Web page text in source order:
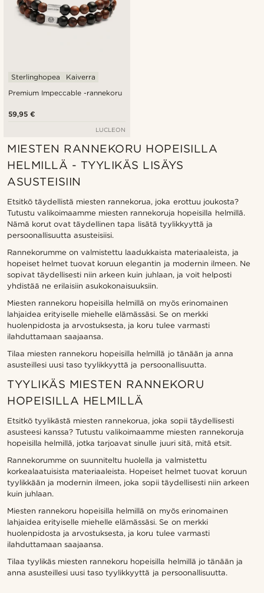
Premium Impeccable -rannekoru
Sterlinghopea Kaiverra
59,95 €
LUCLEON
MIESTEN RANNEKORU HOPEISILLA
HELMILLÄ - TYYLIKÄS LISÄYS
ASUSTEISIIN
Etsitkö täydellistä miesten rannekorua, joka erottuu joukosta?
Tutustu valikoimaamme miesten rannekoruja hopeisilla helmillä.
Nämä korut ovat täydellinen tapa lisätä tyylikkyyttä ja
persoonallisuutta asusteisiisi.
Rannekorumme on valmistettu laadukkaista materiaaleista, ja
hopeiset helmet tuovat koruun elegantin ja modernin ilmeen. Ne
sopivat täydellisesti niin arkeen kuin juhlaan, ja voit helposti
yhdistää ne erilaisiin asukokonaisuuksiin.
Miesten rannekoru hopeisilla helmillä on myös erinomainen
lahjaidea erityiselle miehelle elämässäsi. Se on merkki
huolenpidosta ja arvostuksesta, ja koru tulee varmasti
ilahduttamaan saajaansa.
Tilaa miesten rannekoru hopeisilla helmillä jo tänään ja anna
asusteillesi uusi taso tyylikkyyttä ja persoonallisuutta.
TYYLIKÄS MIESTEN RANNEKORU
HOPEISILLA HELMILLÄ
Etsitkö tyylikästä miesten rannekorua, joka sopii täydellisesti
asusteesi kanssa? Tutustu valikoimaamme miesten rannekoruja
hopeisilla helmillä, jotka tarjoavat sinulle juuri sitä, mitä etsit.
Rannekorumme on suunniteltu huolella ja valmistettu
korkealaatuisista materiaaleista. Hopeiset helmet tuovat koruun
tyylikkään ja modernin ilmeen, joka sopii täydellisesti niin arkeen
kuin juhlaan.
Miesten rannekoru hopeisilla helmillä on myös erinomainen
lahjaidea erityiselle miehelle elämässäsi. Se on merkki
huolenpidosta ja arvostuksesta, ja koru tulee varmasti
ilahduttamaan saajaansa.
Tilaa tyylikäs miesten rannekoru hopeisilla helmillä jo tänään ja
anna asusteillesi uusi taso tyylikkyyttä ja persoonallisuutta.